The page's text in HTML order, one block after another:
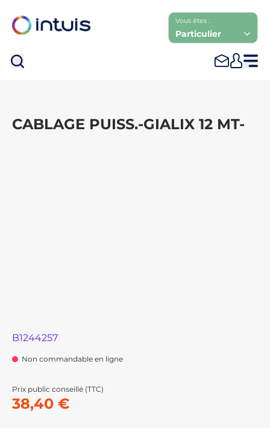
Vous êtes :
Particulier
CABLAGE PUISS.-GIALIX 12 MT-
B1244257
Non commandable en ligne
Prix public conseillé (TTC)
38,40 €